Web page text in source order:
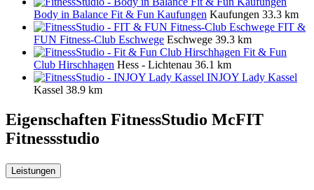
Body in Balance Fit & Fun Kaufungen Kaufungen 33.3 km
FIT &
FUN Fitness-Club Eschwege Eschwege 39.3 km
Fit & Fun
Club Hirschhagen Hess - Lichtenau 36.1 km
INJOY Lady Kassel
Kassel 38.9 km
Eigenschaften FitnessStudio McFIT
Fitnessstudio
Leistungen